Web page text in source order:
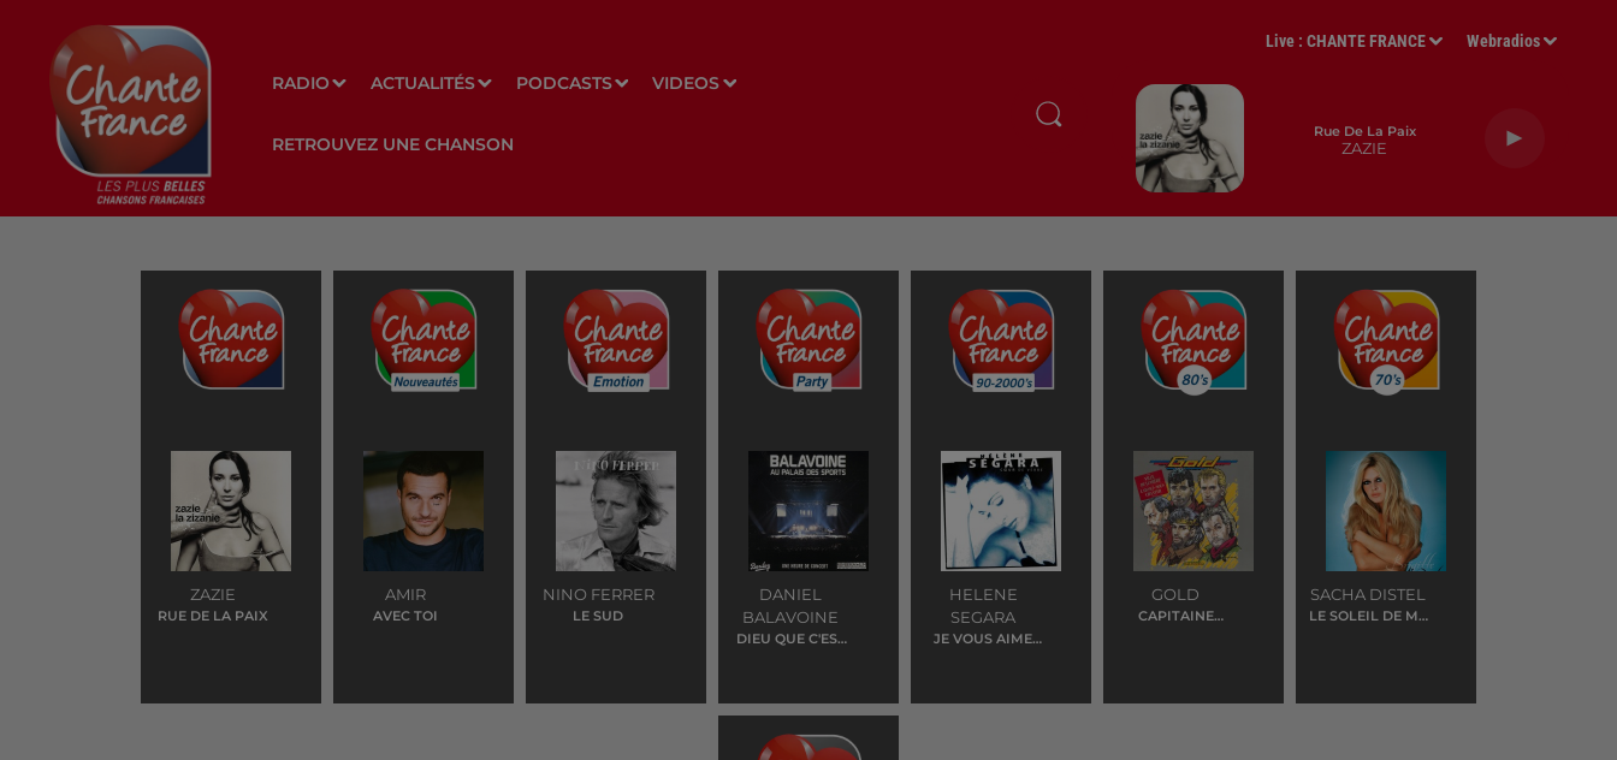
RADIO ACTUALITÉS PODCASTS VIDEOS
RETROUVEZ UNE CHANSON
Live :CHANTE FRANCE Webradios
Rue De La Paix
ZAZIE
ZAZIE
RUE DE LA PAIX
AMIR
AVEC TOI
NINO FERRER
LE SUD
DANIEL
BALAVOINE
DIEU QUE C'EST
HELENE
SEGARA
JE VOUS AIME
GOLD
CAPITAINE
SACHA DISTEL
LE SOLEIL DE MA